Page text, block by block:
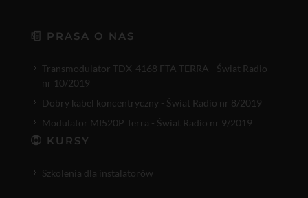
PRASA O NAS
Transmodulator TDX-4168 FTA TERRA - Świat Radio
nr 10/2019
Dobry kabel koncentryczny - Świat Radio nr 8/2019
Modulator MI520P Terra - Świat Radio nr 9/2019
KURSY
Szkolenia dla instalatorów